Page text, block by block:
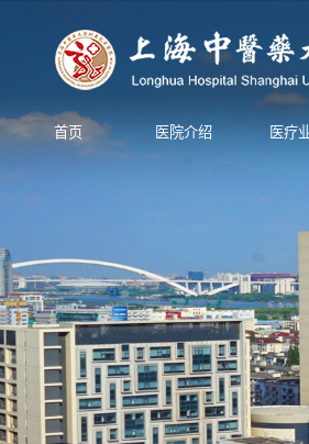
首页 医院介绍 医疗